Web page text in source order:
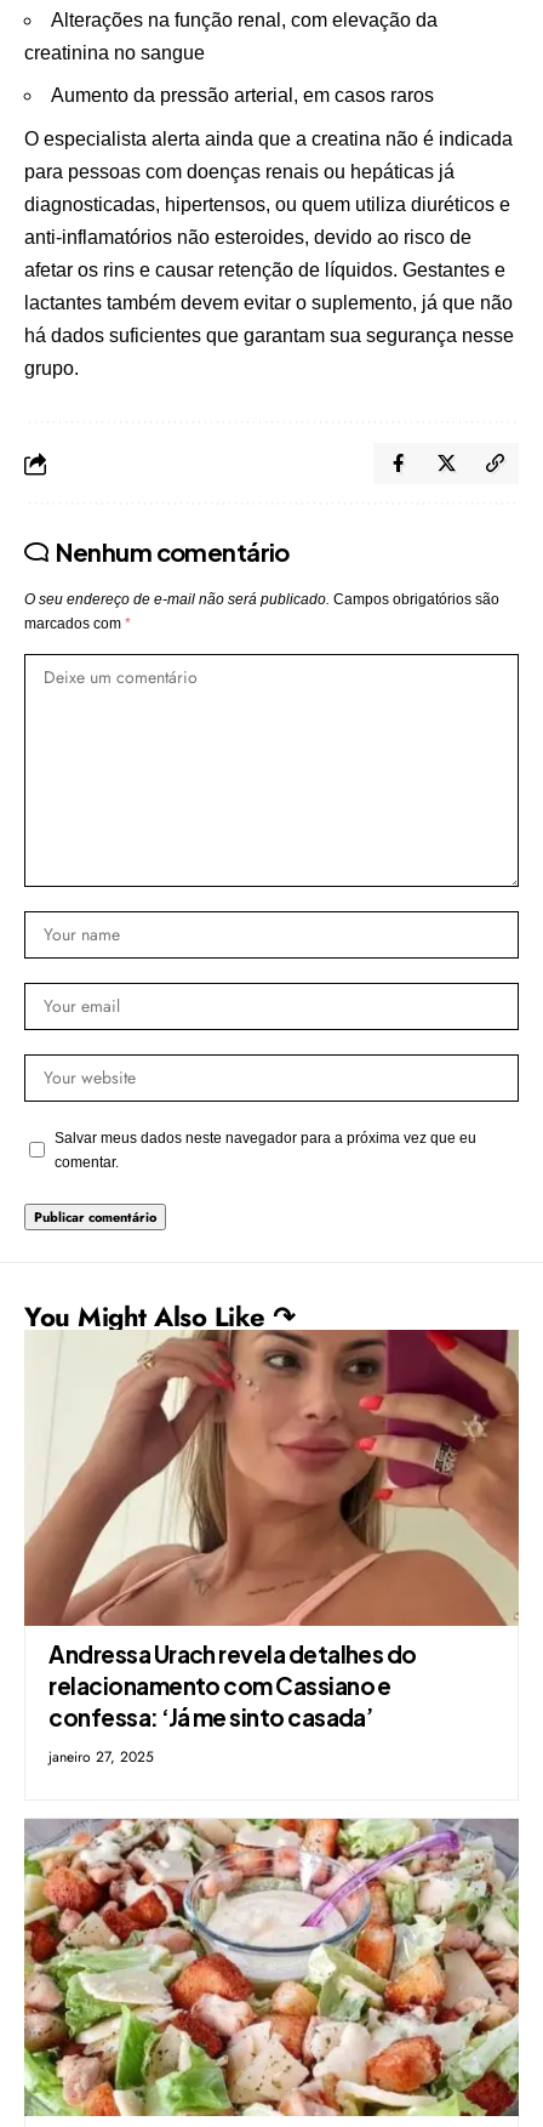
Alterações na função renal, com elevação da
creatinina no sangue
Aumento da pressão arterial, em casos raros
O especialista alerta ainda que a creatina não é indicada
para pessoas com doenças renais ou hepáticas já
diagnosticadas, hipertensos, ou quem utiliza diuréticos e
anti-inflamatórios não esteroides, devido ao risco de
afetar os rins e causar retenção de líquidos. Gestantes e
lactantes também devem evitar o suplemento, já que não
há dados suficientes que garantam sua segurança nesse
grupo.
Nenhum comentário
O seu endereço de e-mail não será publicado. Campos obrigatórios são
marcados com *
Salvar meus dados neste navegador para a próxima vez que eu
comentar.
You Might Also Like ↷
Andressa Urach revela detalhes do
relacionamento com Cassiano e
confessa: ‘Já me sinto casada’
janeiro 27, 2025